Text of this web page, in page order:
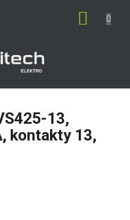
13,
kontakty 13,